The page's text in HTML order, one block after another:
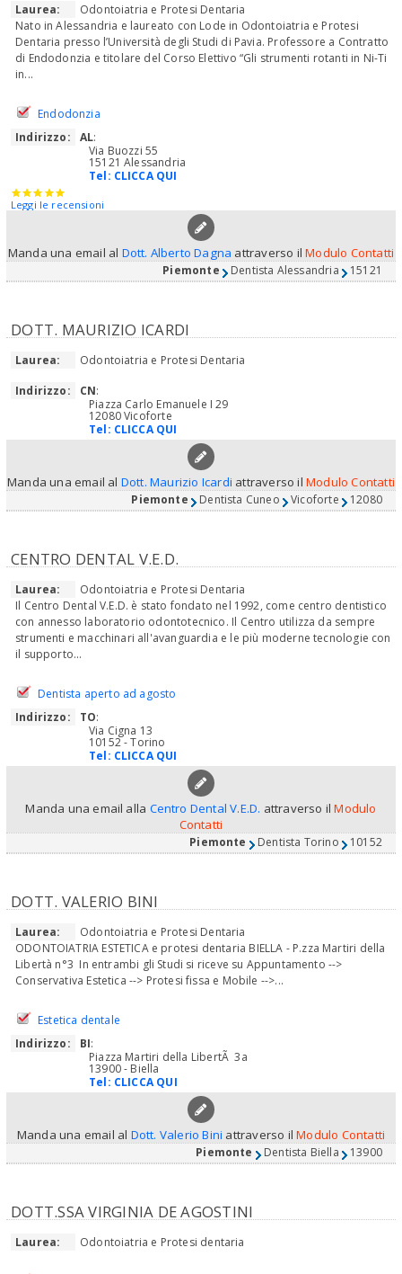
Laurea:
Odontoiatria e Protesi Dentaria
Nato in Alessandria e laureato con Lode in Odontoiatria e Protesi
Dentaria presso l’Università degli Studi di Pavia. Professore a Contratto
di Endodonzia e titolare del Corso Elettivo “Gli strumenti rotanti in Ni-Ti
in...
Endodonzia
Indirizzo:
AL:
Via Buozzi 55
15121 Alessandria
Tel: CLICCA QUI
Leggi le recensioni
Manda una email al Dott. Alberto Dagna attraverso ilModulo Contatti
Piemonte Dentista Alessandria 15121
DOTT. MAURIZIO ICARDI
Laurea:
Odontoiatria e Protesi Dentaria
Indirizzo:
CN:
Piazza Carlo Emanuele I 29
12080 Vicoforte
Tel: CLICCA QUI
Manda una email al Dott. Maurizio Icardi attraverso il Modulo Contatti
Piemonte Dentista Cuneo Vicoforte 12080
CENTRO DENTAL V.E.D.
Laurea:
Odontoiatria e Protesi Dentaria
Il Centro Dental V.E.D. è stato fondato nel 1992, come centro dentistico
con annesso laboratorio odontotecnico. Il Centro utilizza da sempre
strumenti e macchinari all'avanguardia e le più moderne tecnologie con
il supporto...
Dentista aperto ad agosto
Indirizzo:
TO:
Via Cigna 13
10152 - Torino
Tel: CLICCA QUI
Manda una email alla Centro Dental V.E.D. attraverso ilModulo
Contatti
Piemonte Dentista Torino 10152
DOTT. VALERIO BINI
Laurea:
Odontoiatria e Protesi Dentaria
ODONTOIATRIA ESTETICA e protesi dentaria BIELLA - P.zza Martiri della
Libertà n°3 In entrambi gli Studi si riceve su Appuntamento -->
Conservativa Estetica --> Protesi fissa e Mobile -->...
Estetica dentale
Indirizzo:
BI:
Piazza Martiri della LibertÃ 3a
13900 - Biella
Tel: CLICCA QUI
Manda una email al Dott. Valerio Bini attraverso ilModulo Contatti
Piemonte Dentista Biella 13900
DOTT.SSA VIRGINIA DE AGOSTINI
Laurea: Odontoiatria e Protesi dentaria